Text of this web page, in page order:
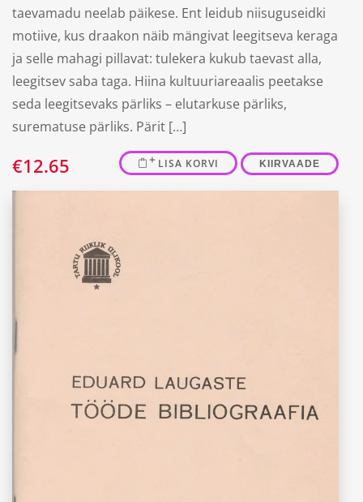
taevamadu neelab päikese. Ent leidub niisuguseidki
motiive, kus draakon näib mängivat leegitseva keraga
ja selle mahagi pillavat: tulekera kukub taevast alla,
leegitsev saba taga. Hiina kultuuriareaalis peetakse
seda leegitsevaks pärliks – elutarkuse pärliks,
surematuse pärliks. Pärit […]
€12.65 LISA KORVI KIIRVAADE